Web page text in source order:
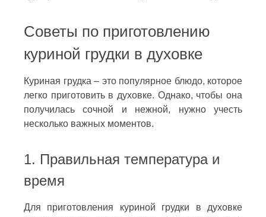
Советы по приготовлению
куриной грудки в духовке
Куриная грудка – это популярное блюдо, которое
легко приготовить в духовке. Однако, чтобы она
получилась сочной и нежной, нужно учесть
несколько важных моментов.
1. Правильная температура и
время
Для приготовления куриной грудки в духовке